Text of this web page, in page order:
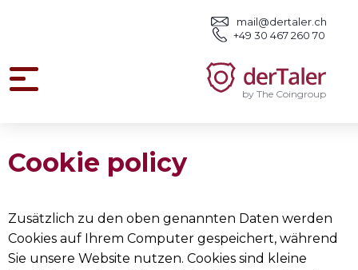
mail@dertaler.ch
+49 30 467 260 70
derTaler
by The Coingroup
Cookie policy
Zusätzlich zu den oben genannten Daten werden
Cookies auf Ihrem Computer gespeichert, während
Sie unsere Website nutzen. Cookies sind kleine